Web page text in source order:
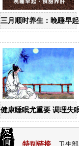
三月顺时养生：晚睡早
健康睡眠尤重要 调理失
特别链接 卫生部